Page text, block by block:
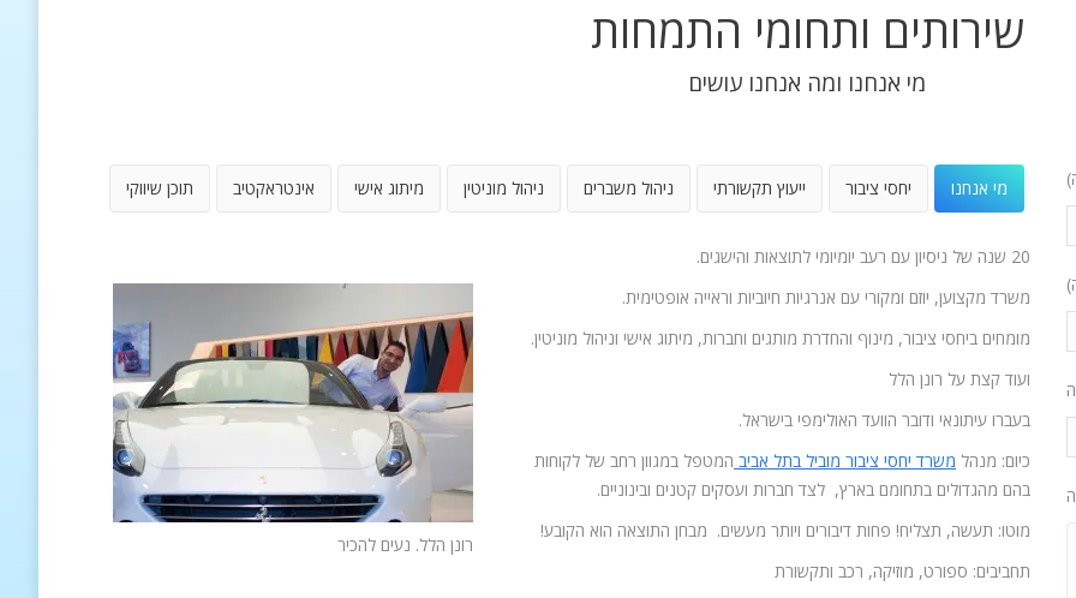
שירותים ותחומי התמחות
מי אנחנו ומה אנחנו עושים
מי אנחנו יחסי ציבור ייעוץ תקשורתי ניהול משברים ניהול מוניטין מיתוג אישי אינטראקטיב תוכן שיווקי
20 שנה של ניסיון עם רעב יומיומי לתוצאות והישגים.
רונן הלל. נעים להכיר
משרד מקצוען, יוזם ומקורי עם אנרגיות חיוביות וראייה אופטימית.
מומחים ביחסי ציבור, מינוף והחדרת מותגים וחברות, מיתוג אישי וניהול מוניטין.
ועוד קצת על רונן הלל
בעברו עיתונאי ודובר הוועד האולימפי בישראל.
כיום: מנהל משרד יחסי ציבור מוביל בתל אביב המטפל במגוון רחב של לקוחות
בהם מהגדולים בתחומם בארץ, לצד חברות ועסקים קטנים ובינוניים.
מוטו: תעשה, תצליח! פחות דיבורים ויותר מעשים. מבחן התוצאה הוא הקובע!
תחביבים: ספורט, מוזיקה, רכב ותקשורת